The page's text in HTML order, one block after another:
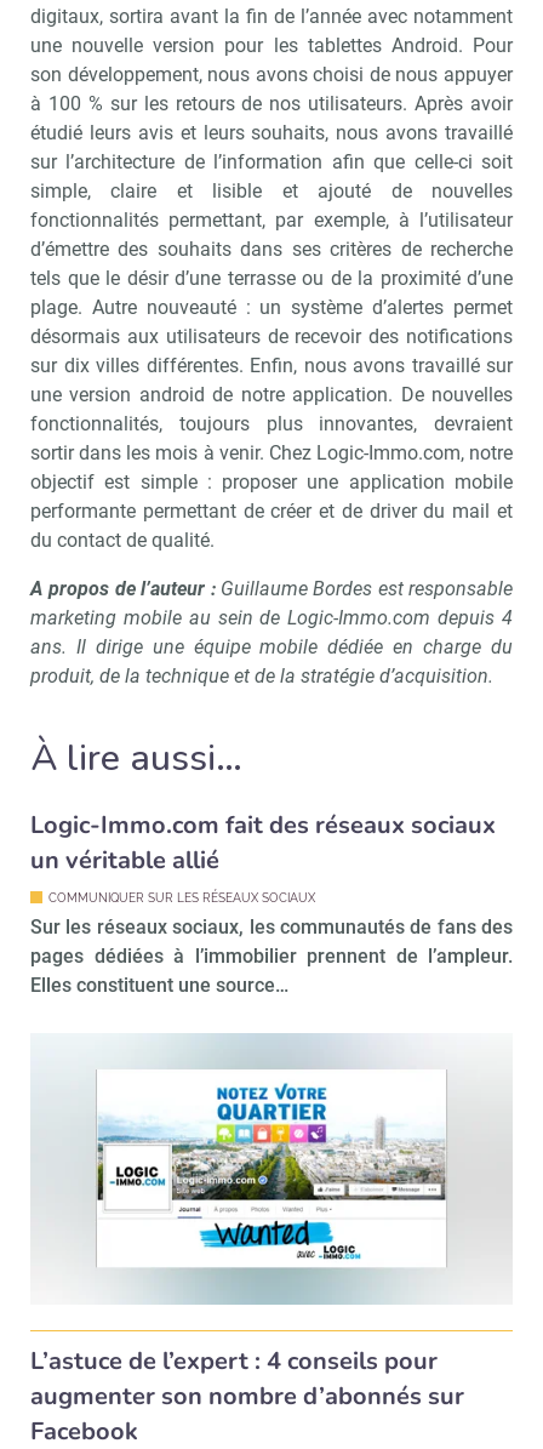
digitaux, sortira avant la fin de l’année avec notamment
une nouvelle version pour les tablettes Android. Pour
son développement, nous avons choisi de nous appuyer
à 100 % sur les retours de nos utilisateurs. Après avoir
étudié leurs avis et leurs souhaits, nous avons travaillé
sur l’architecture de l’information afin que celle-ci soit
simple, claire et lisible et ajouté de nouvelles
fonctionnalités permettant, par exemple, à l’utilisateur
d’émettre des souhaits dans ses critères de recherche
tels que le désir d’une terrasse ou de la proximité d’une
plage. Autre nouveauté : un système d’alertes permet
désormais aux utilisateurs de recevoir des notifications
sur dix villes différentes. Enfin, nous avons travaillé sur
une version android de notre application. De nouvelles
fonctionnalités, toujours plus innovantes, devraient
sortir dans les mois à venir. Chez Logic-Immo.com, notre
objectif est simple : proposer une application mobile
performante permettant de créer et de driver du mail et
du contact de qualité.
A propos de l’auteur :Guillaume Bordes est responsable
marketing mobile au sein de Logic-Immo.com depuis 4
ans. Il dirige une équipe mobile dédiée en charge du
produit, de la technique et de la stratégie d’acquisition.
À lire aussi…
Logic-Immo.com fait des réseaux sociaux
un véritable allié
COMMUNIQUER SUR LES RÉSEAUX SOCIAUX
Sur les réseaux sociaux, les communautés de fans des
pages dédiées à l’immobilier prennent de l’ampleur.
Elles constituent une source…
L’astuce de l’expert : 4 conseils pour
augmenter son nombre d’abonnés sur
Facebook